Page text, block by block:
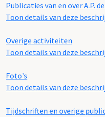
Publicaties van en over A.P.
Toon details van deze
Overige activiteiten
Toon details van deze
Foto's
Toon details van deze
Tijdschriften en overige